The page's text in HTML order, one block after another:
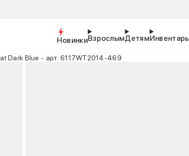
НовинкиВзрослымДетямИнвентарь
Dark Blue - арт. 6117WT2014-469